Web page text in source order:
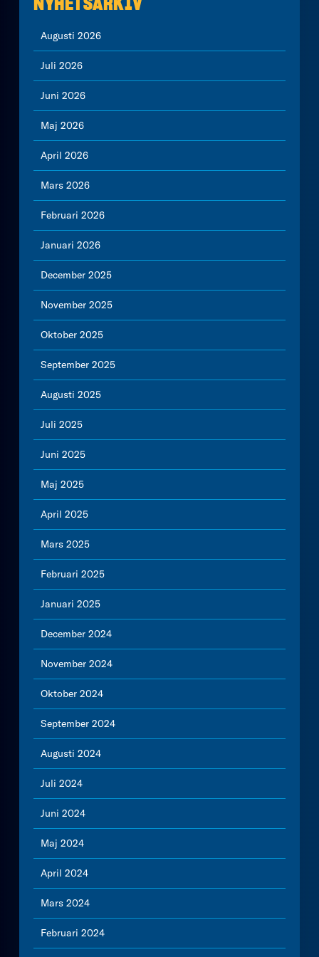
NYHETSARKIV
Augusti 2026
Juli 2026
Juni 2026
Maj 2026
April 2026
Mars 2026
Februari 2026
Januari 2026
December 2025
November 2025
Oktober 2025
September 2025
Augusti 2025
Juli 2025
Juni 2025
Maj 2025
April 2025
Mars 2025
Februari 2025
Januari 2025
December 2024
November 2024
Oktober 2024
September 2024
Augusti 2024
Juli 2024
Juni 2024
Maj 2024
April 2024
Mars 2024
Februari 2024